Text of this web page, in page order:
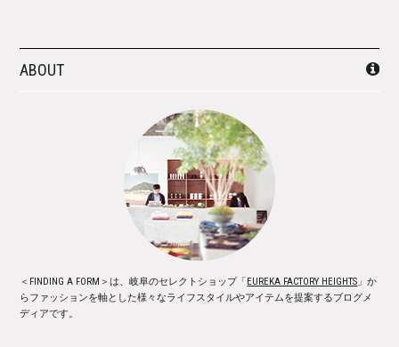
ABOUT
＜FINDING A FORM＞は、岐阜のセレクトショップ「EUREKA FACTORY HEIGHTS 」か
らファッションを軸とした様々なライフスタイルやアイテムを提案するブログメ
ディアです。